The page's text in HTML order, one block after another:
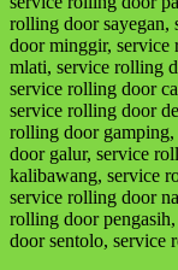
rolling door sayegan,
door minggir,
mlati, service rolling
service rolling door
service rolling door
rolling door
door galur, service
kalibawang, service
service rolling door
rolling door
door sentolo, service